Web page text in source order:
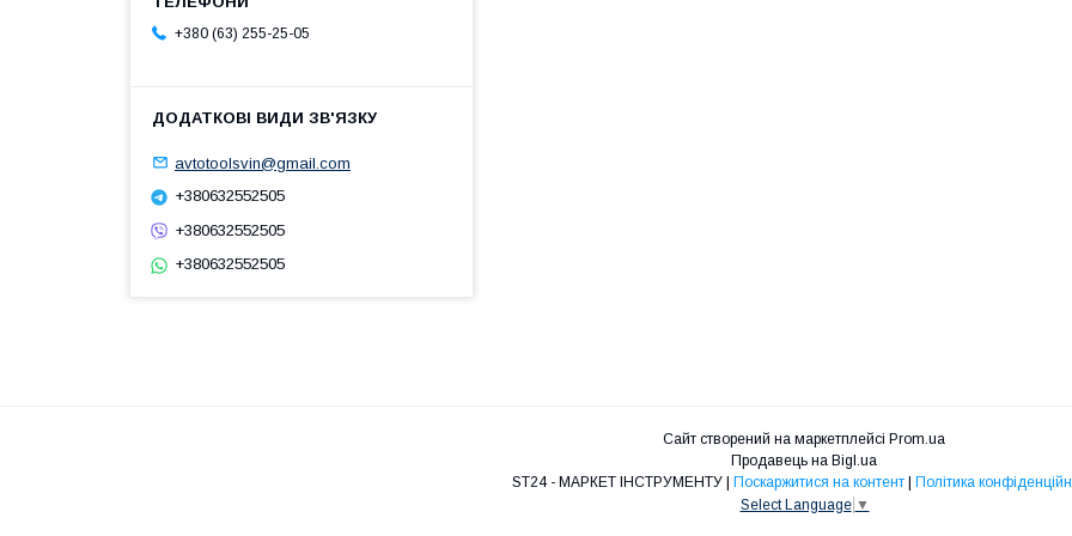
+380 (63) 255-25-05
avtotoolsvin@gmail.com
+380632552505
+380632552505
+380632552505
Сайт створений на маркетплейсі Prom.ua
Продавець на Bigl.ua
Поскаржитися на контент
Політика
Select Language ▼